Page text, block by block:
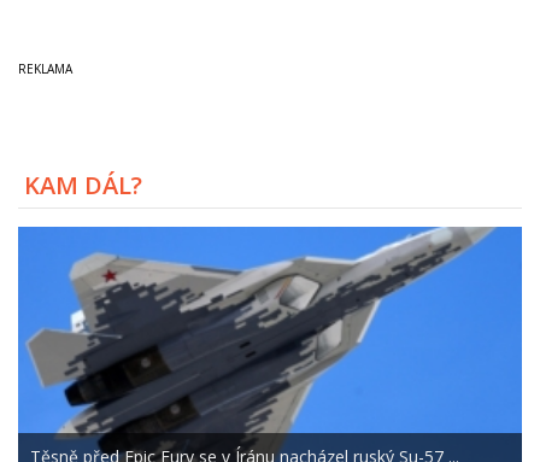
KAM DÁL?
Těsně před Epic Fury se v Íránu nacházel ruský Su-57 ...